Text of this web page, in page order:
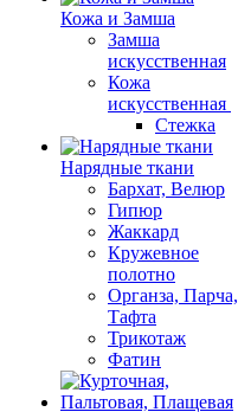
Кожа и Замша
Замша
искусственная
Кожа
искусственная
Стежка
Нарядные ткани
Бархат, Велюр
Гипюр
Жаккард
Кружевное
полотно
Органза, Парча,
Тафта
Трикотаж
Фатин